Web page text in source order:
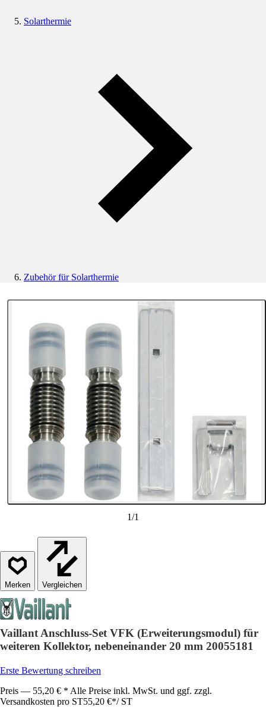
Solarthermie
Zubehör für Solarthermie
1/1
Vergleichen
Vaillant Anschluss-Set VFK (Erweiterungsmodul) für
weiteren Kollektor, nebeneinander 20 mm 20055181
Erste Bewertung schreiben
Preis — 55,20 € * Alle Preise inkl. MwSt. und ggf. zzgl.
Versandkosten pro ST55,20 €*/ ST